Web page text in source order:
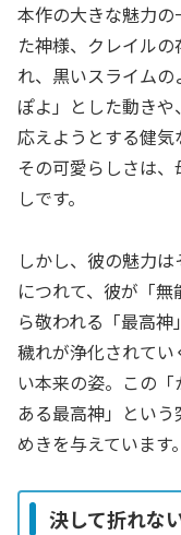
本作の大きな魅力
た神様、クレイル
れ、黒いスライム
ぽよ」とした動き
応えようとする健気
その可愛らしさは
しです。
しかし、彼の魅力
につれて、彼が「
ら敬われる「最高神
穢れが浄化されて
い本来の姿。この
ある最高神」とい
めきを与えています。
決して折れな